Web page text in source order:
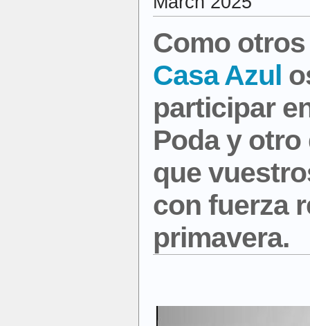
Como
Casa Azul
participar
Poday
que
con fuerza
primavera.